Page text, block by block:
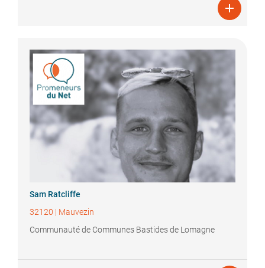

Sam Ratcliffe
32120 | Mauvezin
Communauté de Communes Bastides de Lomagne